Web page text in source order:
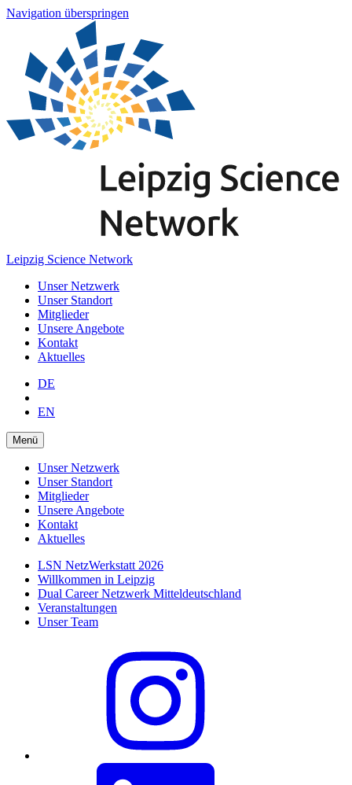
Navigation überspringen
Leipzig Science Network
Unser Netzwerk
Unser Standort
Mitglieder
Unsere Angebote
Kontakt
Aktuelles
DE
EN
Menü
Unser Netzwerk
Unser Standort
Mitglieder
Unsere Angebote
Kontakt
Aktuelles
LSN NetzWerkstatt 2026
Willkommen in Leipzig
Dual Career Netzwerk Mitteldeutschland
Veranstaltungen
Unser Team